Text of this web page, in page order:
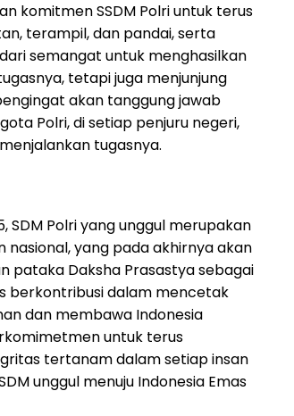
komitmen SSDM Polri untuk terus
terampil, dan pandai, serta
semangat untuk menghasilkan
tetapi juga menjunjung
akan tanggung jawab
Polri, di setiap penjuru negeri,
tugasnya.
SDM Polri yang unggul merupakan
yang pada akhirnya akan
pataka Daksha Prasastya sebagai
berkontribusi dalam mencetak
dan membawa Indonesia
untuk terus
tertanam dalam setiap insan
unggul menuju Indonesia Emas